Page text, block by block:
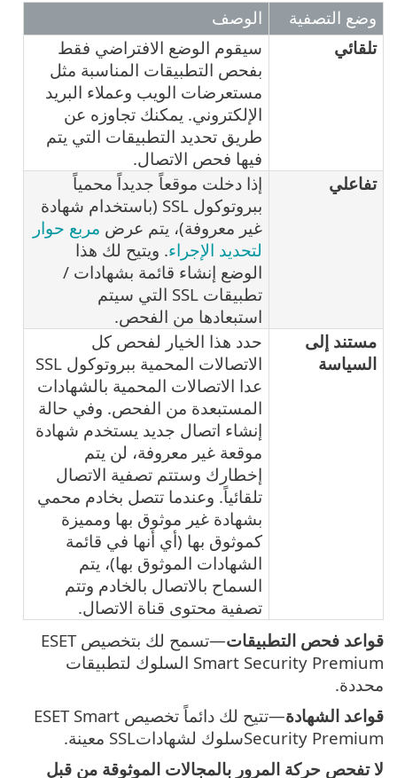
وضع التصفية
الوصف
تلقائي
سيقوم الوضع الافتراضي فقط
بفحص التطبيقات المناسبة مثل
مستعرضات الويب وعملاء البريد
الإلكتروني. يمكنك تجاوزه عن
طريق تحديد التطبيقات التي يتم
فيها فحص الاتصال.
تفاعلي
إذا دخلت موقعاً جديداً محمياً
ببروتوكول SSL (باستخدام شهادة
غير معروفة)، يتم عرض مربع حوار
لتحديد الإجراء. ويتيح لك هذا
الوضع إنشاء قائمة بشهادات /
تطبيقات SSL التي سيتم
استبعادها من الفحص.
مستند إلى
السياسة
حدد هذا الخيار لفحص كل
الاتصالات المحمية ببروتوكول SSL
عدا الاتصالات المحمية بالشهادات
المستبعدة من الفحص. وفي حالة
إنشاء اتصال جديد يستخدم شهادة
موقعة غير معروفة، لن يتم
إخطارك وستتم تصفية الاتصال
تلقائياً. وعندما تتصل بخادم محمي
بشهادة غير موثوق بها ومميزة
كموثوق بها (أي أنها في قائمة
الشهادات الموثوق بها)، يتم
السماح بالاتصال بالخادم وتتم
تصفية محتوى قناة الاتصال.
قواعد فحص التطبيقات
—تسمح لك بتخصيص ESET
Smart Security Premium السلوك لتطبيقات
محددة.
قواعد الشهادة
—تتيح لك دائماً تخصيص ESET Smart
Security Premiumسلوك لشهاداتSSL معينة.
لا تفحص حركة المرور بالمجالات الموثوقة من قبل